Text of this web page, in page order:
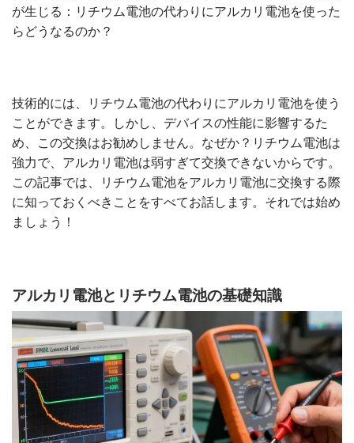
が生じる：リチウム電池の代わりにアルカリ電池を使った
らどうなるのか？
技術的には、リチウム電池の代わりにアルカリ電池を使う
ことができます。しかし、デバイスの性能に影響するた
め、この交換はお勧めしません。なぜか？リチウム電池は
強力で、アルカリ電池は弱すぎて交換できないからです。
この記事では、リチウム電池をアルカリ電池に交換する際
に知っておくべきことをすべてお話します。それでは始め
ましょう！
アルカリ電池とリチウム電池の基礎知識